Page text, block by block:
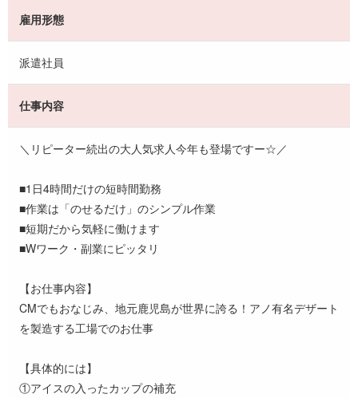
雇用形態
派遣社員
仕事内容
＼リピーター続出の大人気求人今年も登場ですー☆／
■1日4時間だけの短時間勤務
■作業は「のせるだけ」のシンプル作業
■短期だから気軽に働けます
■Wワーク・副業にピッタリ
【お仕事内容】
CMでもおなじみ、地元鹿児島が世界に誇る！アノ有名デザート
を製造する工場でのお仕事
【具体的には】
①アイスの入ったカップの補充